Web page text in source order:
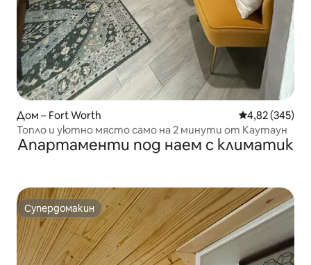
Дом – Fort Worth Средна
4,82 (345)
Топло и уютно място само на 2 минути от Каутаун
Апартаменти под наем с климатик
Супердомакин
Супердомакин